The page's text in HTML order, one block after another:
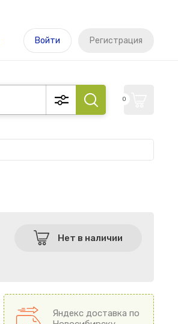
Войти Регистрация
0
Нет в наличии
Яндекс доставка по